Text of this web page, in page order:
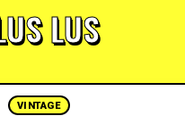
LUS
VINTAGE